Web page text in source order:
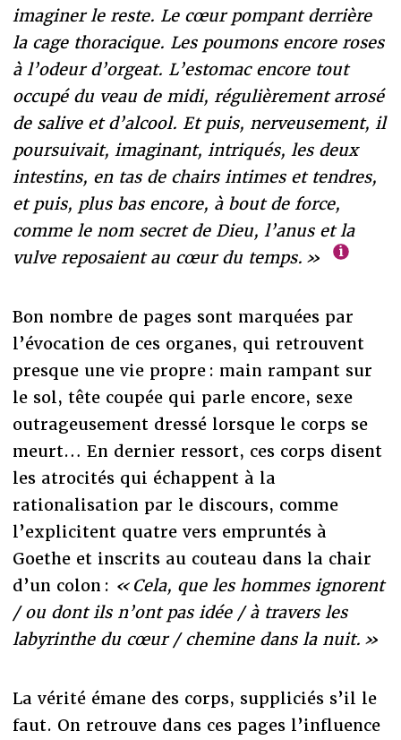
imaginer le reste. Le cœur pompant derrière
la cage thoracique. Les poumons encore roses
à l’odeur d’orgeat. L’estomac encore tout
occupé du veau de midi, régulièrement arrosé
de salive et d’alcool. Et puis, nerveusement, il
poursuivait, imaginant, intriqués, les deux
intestins, en tas de chairs intimes et tendres,
et puis, plus bas encore, à bout de force,
comme le nom secret de Dieu, l’anus et la
vulve reposaient au cœur du temps. »
Bon nombre de pages sont marquées par
l’évocation de ces organes, qui retrouvent
presque une vie propre : main rampant sur
le sol, tête coupée qui parle encore, sexe
outrageusement dressé lorsque le corps se
meurt… En dernier ressort, ces corps disent
les atrocités qui échappent à la
rationalisation par le discours, comme
l’explicitent quatre vers empruntés à
Goethe et inscrits au couteau dans la chair
d’un colon : « Cela, que les hommes ignorent
/ ou dont ils n’ont pas idée / à travers les
labyrinthe du cœur / chemine dans la nuit. »
La vérité émane des corps, suppliciés s’il le
faut. On retrouve dans ces pages l’influence